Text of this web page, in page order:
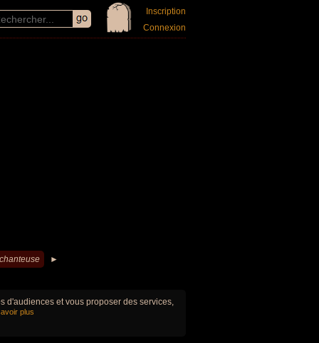
Inscription
Connexion
►
d'audiences et vous proposer des services,
plus